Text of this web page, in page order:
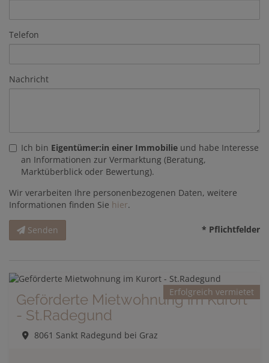
Telefon
Nachricht
Ich bin Eigentümer:in einer Immobilie und habe Interesse
an Informationen zur Vermarktung (Beratung,
Marktüberblick oder Bewertung).
Wir verarbeiten Ihre personenbezogenen Daten, weitere
Informationen finden Sie hier.
Senden * Pflichtfelder
Erfolgreich vermietet
Geförderte Mietwohnung im Kurort
- St.Radegund
8061 Sankt Radegund bei Graz